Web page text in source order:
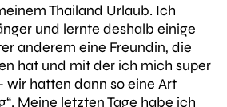
Thailand Urlaub. Ich
und lernte deshalb einige
anderem eine Freundin, die
hat und mit der ich mich super
wir hatten dann so eine Art
Meine letzten Tage habe ich